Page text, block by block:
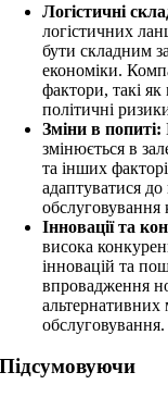
Логістичні
логістичних
бути складним
економіки.
фактори, такі як
політичні
Зміни в попиті:
змінюється в
та інших
адаптуватися
обслуговування
Інновації та
висока
інновацій та
впровадження
альтернативних
обслуговування.
Підсумовуючи